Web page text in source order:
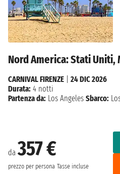
Nord America: Stati Uniti,
da357 €
prezzo per persona Tasse incluse
CARNIVAL FIRENZE
24 DIC 2026
Durata: 4 notti
Partenza da: Los Angeles Sbarco: